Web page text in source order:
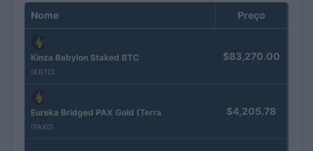
Nome Preço
Kinza Babylon Staked BTC
(KBTC)
$83,270.00
Eureka Bridged PAX Gold (Terra
(PAXG)
$4,205.78